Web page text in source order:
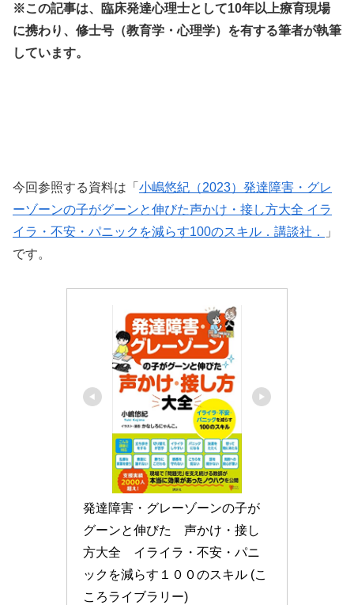
※この記事は、臨床発達心理士として10年以上療育現場
に携わり、修士号（教育学・心理学）を有する筆者が執筆
しています。
今回参照する資料は「 小嶋悠紀（2023）発達障害・グレ
ーゾーンの子がグーンと伸びた声かけ・接し方大全 イラ
イラ・不安・パニックを減らす100のスキル．講談社．
」
です。
発達障害・グレーゾーンの子が
グーンと伸びた　声かけ・接し
方大全　イライラ・不安・パニ
ックを減らす１００のスキル (こ
ころライブラリー)